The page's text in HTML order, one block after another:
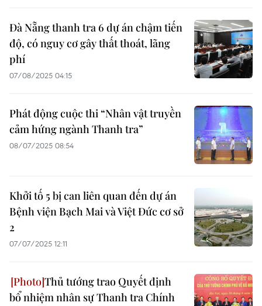
Đà Nẵng thanh tra 6 dự án chậm tiến
độ, có nguy cơ gây thất thoát, lãng
phí
07/08/2025 04:15
Phát động cuộc thi “Nhân vật truyền
cảm hứng ngành Thanh tra”
08/07/2025 08:54
Khởi tố 5 bị can liên quan đến dự án
Bệnh viện Bạch Mai và Việt Đức cơ sở
2
07/07/2025 12:11
Thủ tướng trao Quyết định
bổ nhiệm nhân sự Thanh tra Chính